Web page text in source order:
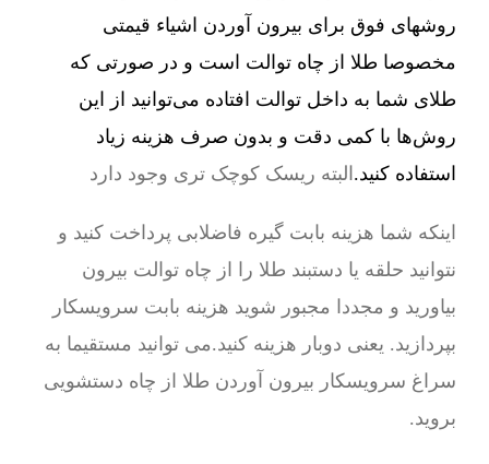
روشهای فوق برای بیرون آوردن اشیاء قیمتی
مخصوصا طلا از چاه توالت است و در صورتی که
طلای شما به داخل توالت افتاده می‌توانید از این
روش‌ها با کمی دقت و بدون صرف هزینه زیاد
استفاده کنید.البته ریسک کوچک تری وجود دارد
اینکه شما هزینه بابت گیره فاضلابی پرداخت کنید و
نتوانید حلقه یا دستبند طلا را از چاه توالت بیرون
بیاورید و مجددا مجبور شوید هزینه بابت سرویسکار
بپردازید. یعنی دوبار هزینه کنید.می توانید مستقیما به
سراغ سرویسکار بیرون آوردن طلا از چاه دستشویی
بروید.